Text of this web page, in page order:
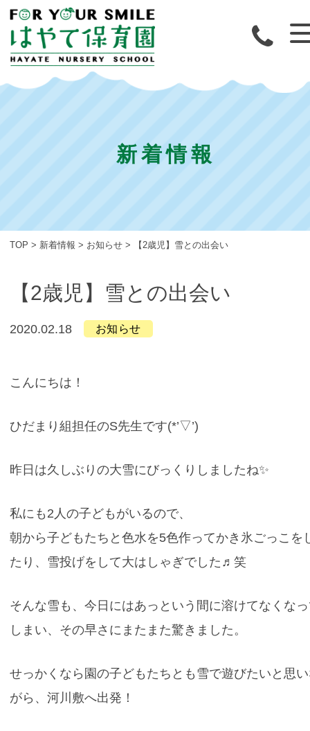
新着情報
TOP > 新着情報 > お知らせ > 【2歳児】雪との出会い
【2歳児】雪との出会い
2020.02.18 お知らせ
こんにちは！
ひだまり組担任のS先生です(*’▽’)
昨日は久しぶりの大雪にびっくりしましたね✨
私にも2人の子どもがいるので、
朝から子どもたちと色水を5色作ってかき氷ごっこを
たり、雪投げをして大はしゃぎでした♬笑
そんな雪も、今日にはあっという間に溶けてなくな
しまい、その早さにまたまた驚きました。
せっかくなら園の子どもたちとも雪で遊びたいと思
がら、河川敷へ出発！